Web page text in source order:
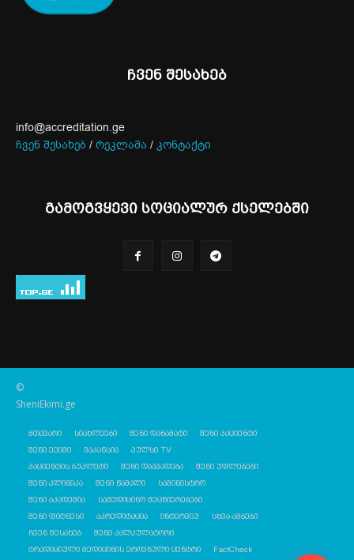
ჩვენ შესახებ
info@accreditation.ge
ჩვენ შესახებ / რეკლამა / კონტაქტი
გამოგვყევი სოციალურ ქსელებში
©
SheniEkimi.ge
მთავარი სიახლეები შენი დანამატი
შენი პაციენტი
შენი ექიმი
ვაკანსია
პულსი TV
პაციენტის ბუკლეტი
შენი დაავადება
შენი უფლებები
შენი კლინიკა
შენი წამალი
სამინისტრო
შენი აკადემია
სამედიცინო მეცნიერებები
შენი ფიტნესი
აკრედიტაცია ინტერვიუ
სხვა-ამბები
ჩვენ შესახებ
შენი კალკულატორი
ტრადიციული მედიცინის ეროვნული ცენტრი
FactCheck